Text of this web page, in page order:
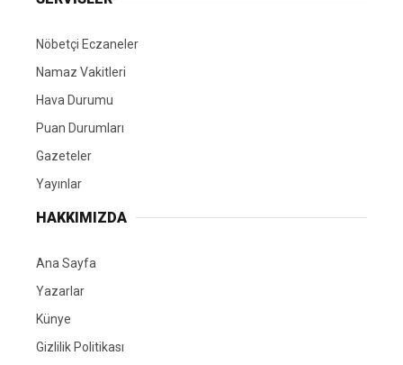
Nöbetçi Eczaneler
Namaz Vakitleri
Hava Durumu
Puan Durumları
Gazeteler
Yayınlar
HAKKIMIZDA
Ana Sayfa
Yazarlar
Künye
Gizlilik Politikası